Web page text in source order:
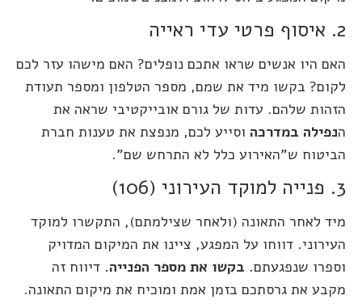
2. איסוף פרטי עדי ראייה
האם היו אנשים שראו אתכם נופלים? האם מישהו עזר לכם
לקום? בקשו מיד את שמם, מספר הטלפון ומספר תעודת
הזהות שלהם. עדות של גורם אובייקטיבי שראה את
הנפילה במדרכה וסייע לכם, מנפצת את טענות חברת
הביטוח ש"האירוע כלל לא התרחש שם".
3. פנייה למוקד העירוני (106)
מיד לאחר התאונה (ולאחר שצילמתם), התקשרו למוקד
העירוני. דווחו על המפגע, ציינו את המיקום המדויק
וספרו שנפגעתם. בקשו את מספר הפנייה. דיווח זה
מקבע את גרסתכם בזמן אמת ומוכיח את מיקום התאונה.